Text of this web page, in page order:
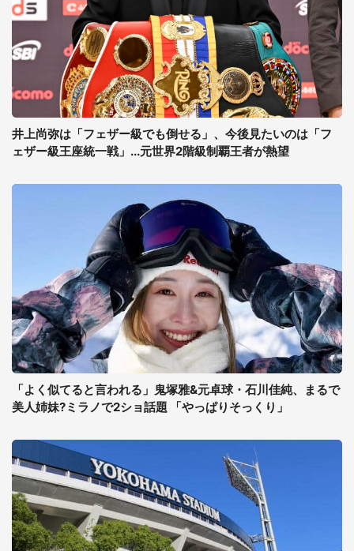
井上尚弥は「フェザー級でも倒せる」、今後見たいのは「フ
ェザー級王座統一戦」...元世界2階級制覇王者が熱望
「よく似てると言われる」鬼塚雅&元卓球・石川佳純、まるで
美人姉妹?ミラノで2ショ話題 「やっぱりそっくり」